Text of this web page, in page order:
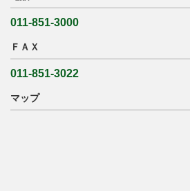
011-851-3000
ＦＡＸ
011-851-3022
マップ